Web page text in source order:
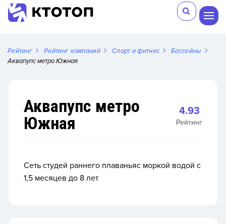
Рейтинг Рейтинг компаний Спорт и фитнес
Бассейны
Аквапупс метро Южная
Аквапупс метро
Южная
4.93
Рейтинг
Сеть студей раннего плаваньяс моркой водой с
1,5 месяцев до 8 лет